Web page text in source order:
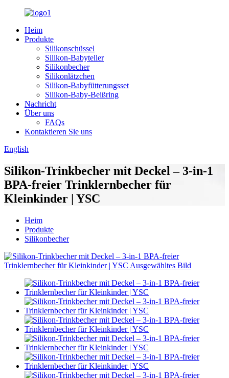
Heim
Produkte
Silikonschüssel
Silikon-Babyteller
Silikonbecher
Silikonlätzchen
Silikon-Babyfütterungsset
Silikon-Baby-Beißring
Nachricht
Über uns
FAQs
Kontaktieren Sie uns
English
Silikon-Trinkbecher mit Deckel – 3-in-1
BPA-freier Trinklernbecher für
Kleinkinder | YSC
Heim
Produkte
Silikonbecher